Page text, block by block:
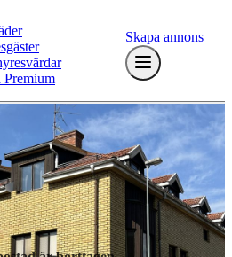
Premium
Skapa annons